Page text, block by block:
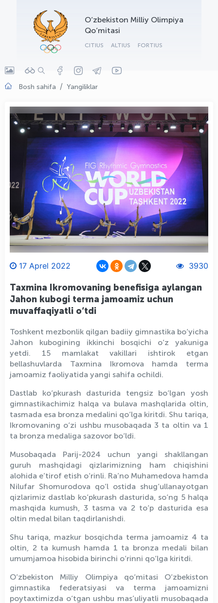
O‘zbekiston Milliy Olimpiya
Qo‘mitasi
CITIUS ALTIUS FORTIUS
Bosh sahifa Yangiliklar
17 Aprel 2022 3930
Taxmina Ikromovaning benefisiga aylangan
Jahon kubogi terma jamoamiz uchun
muvaffaqiyatli o‘tdi
Toshkent mezbonlik qilgan badiiy gimnastika bo‘yicha
Jahon kubogining ikkinchi bosqichi o‘z yakuniga
yetdi. 15 mamlakat vakillari ishtirok etgan
bellashuvlarda Taxmina Ikromova hamda terma
jamoamiz faoliyatida yangi sahifa ochildi.
Dastlab ko‘pkurash dasturida tengsiz bo‘lgan yosh
gimnastikachimiz halqa va bulava mashqlarida oltin,
tasmada esa bronza medalini qo‘lga kiritdi. Shu tariqa,
Ikromovaning o‘zi ushbu musobaqada 3 ta oltin va 1
ta bronza medaliga sazovor bo‘ldi.
Musobaqada Parij-2024 uchun yangi shakllangan
guruh mashqidagi qizlarimizning ham chiqishini
alohida e’tirof etish o‘rinli. Ra’no Muhamedova hamda
Nilufar Shomurodova qo‘l ostida shug‘ullanayotgan
qizlarimiz dastlab ko‘pkurash dasturida, so‘ng 5 halqa
mashqida kumush, 3 tasma va 2 to‘p dasturida esa
oltin medal bilan taqdirlanishdi.
Shu tariqa, mazkur bosqichda terma jamoamiz 4 ta
oltin, 2 ta kumush hamda 1 ta bronza medali bilan
umumjamoa hisobida birinchi o‘rinni qo‘lga kiritdi.
O‘zbekiston Milliy Olimpiya qo‘mitasi O‘zbekiston
gimnastika federatsiyasi va terma jamoamizni
poytaxtimizda o‘tgan ushbu mas’uliyatli musobaqada
OLYMPCHIK AI - yordamchi
Onlayn · olympic.uz